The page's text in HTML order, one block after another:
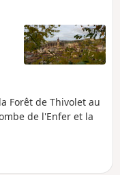
Forêt de Thivolet au
de l'Enfer et la